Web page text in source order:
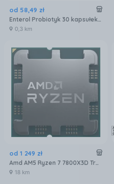
od 58,49 zł
Enterol Probiotyk 30 kapsułek 250 mg
0,3 km
od 1 249 zł
Amd AM5 Ryzen 7 7800X3D Tray 4,2GHz (100000000910)
18 km